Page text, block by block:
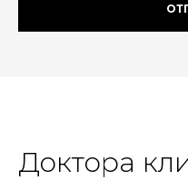
Доктора